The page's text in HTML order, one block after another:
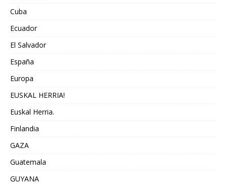
Cuba
Ecuador
El Salvador
España
Europa
EUSKAL HERRIA!
Euskal Herria.
Finlandia
GAZA
Guatemala
GUYANA